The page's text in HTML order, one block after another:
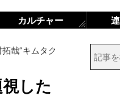
拓哉“キムタク
した
カルチャー